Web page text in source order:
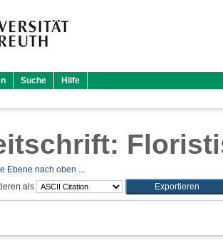
Suche Hilfe
Ebene nach oben ...
als